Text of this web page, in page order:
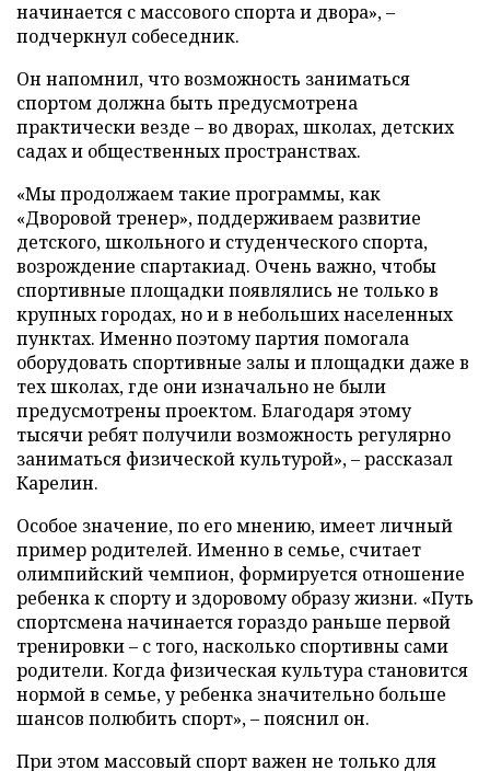
начинается с массового спорта и двора», –
подчеркнул собеседник.
Он напомнил, что возможность заниматься
спортом должна быть предусмотрена
практически везде – во дворах, школах, детских
садах и общественных пространствах.
«Мы продолжаем такие программы, как
«Дворовой тренер», поддерживаем развитие
детского, школьного и студенческого спорта,
возрождение спартакиад. Очень важно, чтобы
спортивные площадки появлялись не только в
крупных городах, но и в небольших населенных
пунктах. Именно поэтому партия помогала
оборудовать спортивные залы и площадки даже в
тех школах, где они изначально не были
предусмотрены проектом. Благодаря этому
тысячи ребят получили возможность регулярно
заниматься физической культурой», – рассказал
Карелин.
Особое значение, по его мнению, имеет личный
пример родителей. Именно в семье, считает
олимпийский чемпион, формируется отношение
ребенка к спорту и здоровому образу жизни. «Путь
спортсмена начинается гораздо раньше первой
тренировки – с того, насколько спортивны сами
родители. Когда физическая культура становится
нормой в семье, у ребенка значительно больше
шансов полюбить спорт», – пояснил он.
При этом массовый спорт важен не только для